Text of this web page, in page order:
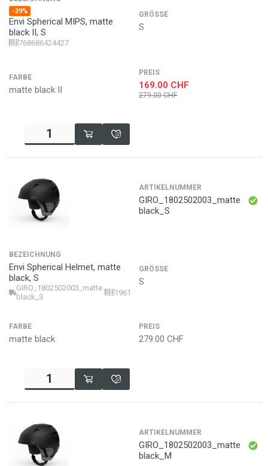
-39%
Envi Spherical MIPS, matte
black II, S
768686424427
GRÖSSE
S
FARBE
matte black II
PREIS
169.00 CHF
279.00 CHF
ARTIKELNUMMER
GIRO_1802502003_matte
black_S
BEZEICHNUNG
Envi Spherical Helmet, matte
black, S
GIRO_1802502003_matte
black_S
196178140805
GRÖSSE
S
FARBE
matte black
PREIS
279.00 CHF
ARTIKELNUMMER
GIRO_1802502003_matte
black_M